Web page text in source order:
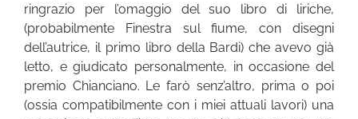
ringrazio per l’omaggio del suo libro di liriche,
(probabilmente Finestra sul fiume, con disegni
dell’autrice, il primo libro della Bardi) che avevo già
letto, e giudicato personalmente, in occasione del
premio Chianciano. Le farò senz’altro, prima o poi
(ossia compatibilmente con i miei attuali lavori) una